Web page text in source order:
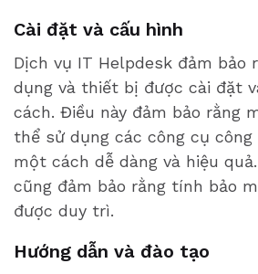
Cài đặt và cấu hình
Dịch vụ IT Helpdesk đảm bảo
dụng và thiết bị được cài đặt
cách. Điều này đảm bảo rằng
thể sử dụng các công cụ
một cách dễ dàng và hiệu
cũng đảm bảo rằng tính bảo
được duy trì.
Hướng dẫn và đào tạo